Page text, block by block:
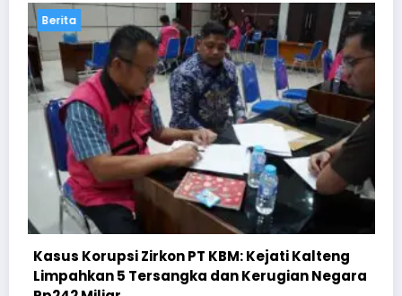
Kejati Kalteng
Negara
Berita
Cegah Bullying, Sikum Polresta